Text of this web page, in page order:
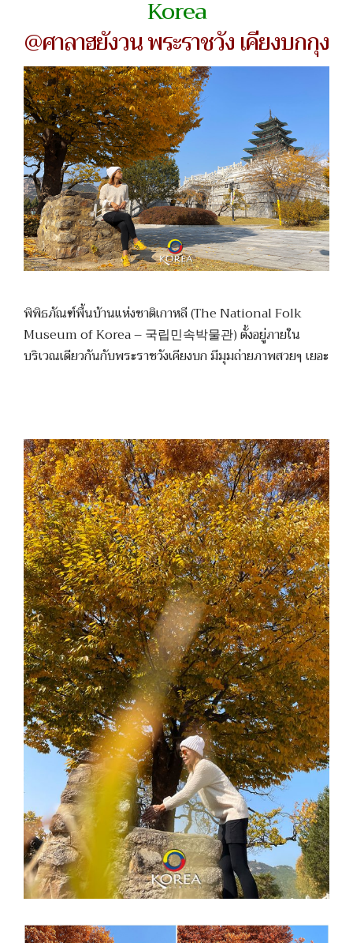
Korea
@ศาลาฮยังวน พระราชวัง เคียงบกกุง
พิพิธภัณฑ์พื้นบ้านแห่งชาติเกาหลี (The National Folk
Museum of Korea – 국립민속박물관) ตั้งอยู่ภายใน
บริเวณเดียวกันกับพระราชวังเคียงบก มีมุมถ่ายภาพสวยๆ เยอะ